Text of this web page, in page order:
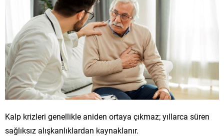
Kalp krizleri genellikle aniden ortaya çıkmaz; yıllarca süren
sağlıksız alışkanlıklardan kaynaklanır.